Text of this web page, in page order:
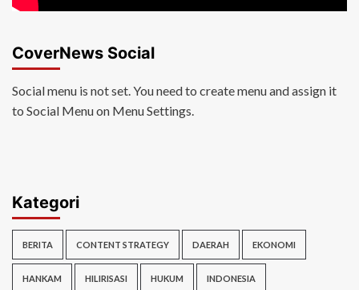
CoverNews Social
Social menu is not set. You need to create menu and assign it
to Social Menu on Menu Settings.
Kategori
BERITA CONTENT STRATEGY DAERAH EKONOMI
HANKAM HILIRISASI HUKUM INDONESIA